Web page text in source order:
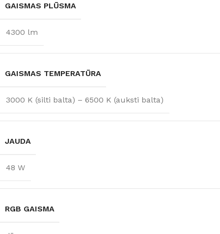
GAISMAS PLŪSMA
4300 lm
GAISMAS TEMPERATŪRA
3000 K (silti balta) – 6500 K (auksti balta)
JAUDA
48 W
RGB GAISMA